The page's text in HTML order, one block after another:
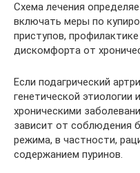
Схема лечения
включать меры по
приступов,
дискомфорта от
Если подагрический
генетической этиологии
хроническими
зависит от соблюдения
режима, в частности,
содержанием пуринов.